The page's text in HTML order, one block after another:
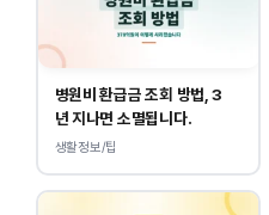
병원비 환급금 조회 방법, 3
년 지나면 소멸됩니다.
생활정보/팁